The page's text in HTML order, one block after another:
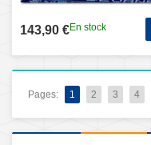
143,90 €En stock
Pages: 1 2 3 4